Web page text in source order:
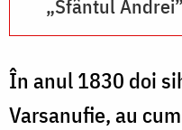
„Sfântul
În anul 1830 doi
Varsanufie, au